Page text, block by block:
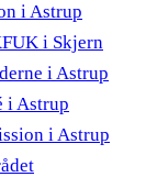
i Astrup
i Skjern
i Astrup
i Astrup
i Astrup